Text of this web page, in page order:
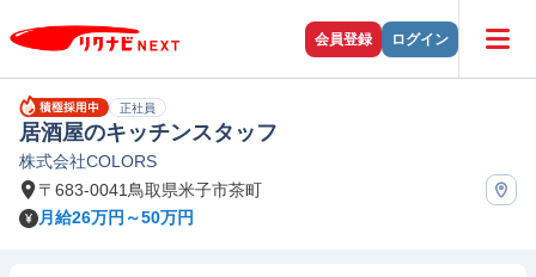
会員登録 ログイン
正社員
居酒屋のキッチンスタッフ
株式会社COLORS
〒683-0041鳥取県米子市茶町
月給26万円～50万円